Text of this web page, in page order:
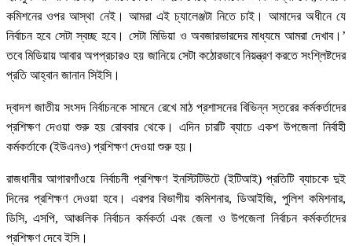
কমিশনের ওপর আস্থা নেই। আমরা এই চ্যালেঞ্জটা নিতে চাই। আমাদের অধীনে যে
নির্বাচন হবে সেটা স্বচ্ছ হবে। সেটা মিডিয়া ও অবজারভারদের মাধ্যমে আমরা দেখাব।’
তবে মিডিয়ায় আবার অপপ্রচারও হয় জানিয়ে সেটা কঠোরভাবে নিয়ন্ত্রণ করতে সংশ্লিষ্টদের
প্রতি আহ্বান জানান সিইসি।
দ্বাদশ জাতীয় সংসদ নির্বাচনকে সামনে রেখে মাঠ প্রশাসনের বিভিন্ন স্তরের কর্মকর্তাদের
প্রশিক্ষণ দেওয়া শুরু হয় রোববার থেকে। এদিন চারটি ব্যাচে একশ উপজেলা নির্বাহী
কর্মকর্তাকে (ইউএনও) প্রশিক্ষণ দেওয়া শুরু হয়।
রাজধানীর আগারগাঁওয়ে নির্বাচনী প্রশিক্ষণ ইনস্টিটিউটে (ইটিআই) প্রতিটি ব্যাচকে দুই
দিনের প্রশিক্ষণ দেওয়া হবে। এরপর বিভাগীয় কমিশনার, ডিআইজি, পুলিশ কমিশনার,
ডিসি, এসপি, আঞ্চলিক নির্বাচন কর্মকর্তা এবং জেলা ও উপজেলা নির্বাচন কর্মকর্তাদের
প্রশিক্ষণ দেবে ইসি।